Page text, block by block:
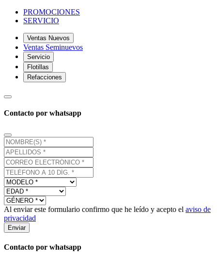
PROMOCIONES
SERVICIO
Ventas Nuevos
Ventas Seminuevos
Servicio
Flotillas
Refacciones
Contacto por whatsapp
Al enviar este formulario confirmo que he leído y acepto el aviso de
privacidad
Enviar
Contacto por whatsapp